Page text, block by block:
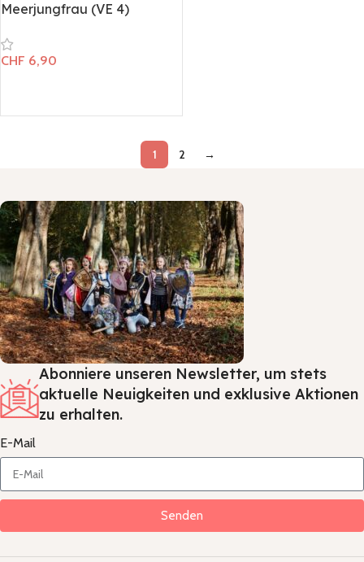
Meerjungfrau (VE 4)
CHF 6,90
1 2 →
Abonniere unseren Newsletter, um stets
aktuelle Neuigkeiten und exklusive Aktionen
zu erhalten.
E-Mail
Senden